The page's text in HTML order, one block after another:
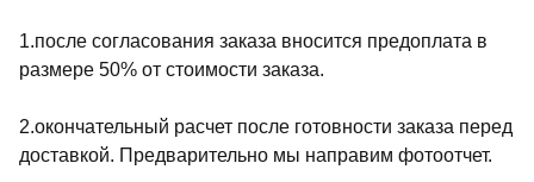
1.после согласования заказа вносится предоплата в
размере 50% от стоимости заказа.
2.окончательный расчет после готовности заказа перед
доставкой. Предварительно мы направим фотоотчет.